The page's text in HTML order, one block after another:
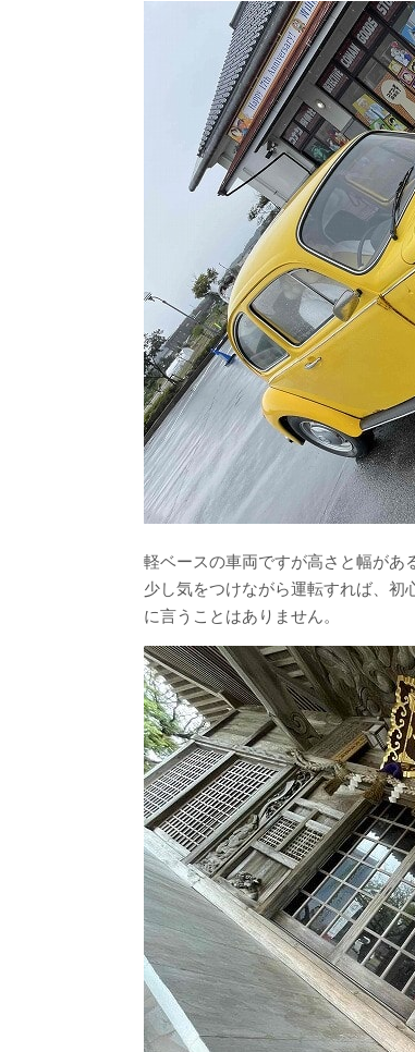
軽ベースの車両ですが高さと幅があ
少し気をつけながら運転すれば、
に言うことはありません。